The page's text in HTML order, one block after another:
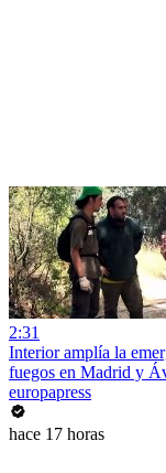
2:31
Interior amplía la
fuegos en Madrid y
europapress
hace 17 horas